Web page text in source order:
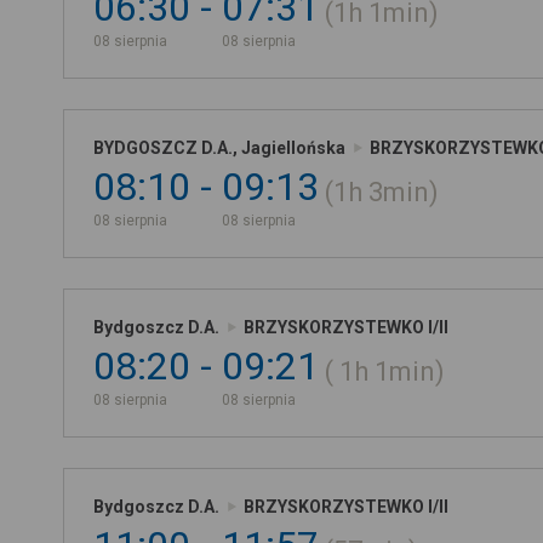
08 sierpnia 08 sierpnia
1h 1min
BYDGOSZCZ D.A., Jagiellońska
08:10
08 sierpnia
09:13
08 sierpnia
1h 3min
Bydgoszcz D.A. BRZYSKORZYSTEWKO I/II
08:20
08 sierpnia
09:21
08 sierpnia
1h 1min
Bydgoszcz D.A. BRZYSKORZYSTEWKO I/II